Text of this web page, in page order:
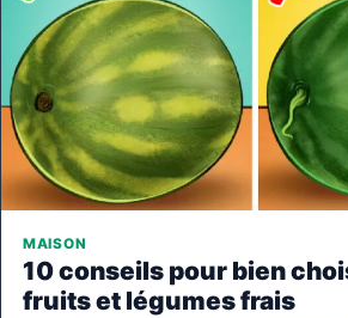
MAISON
10 conseils pour bien
fruits et légumes frais